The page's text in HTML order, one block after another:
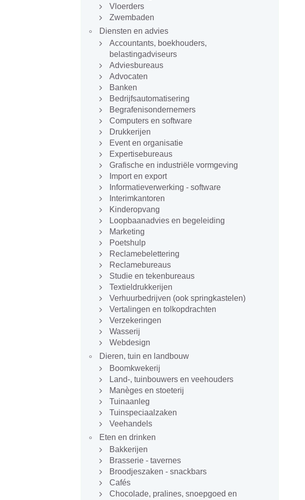
Vloerders
Zwembaden
Diensten en advies
Accountants, boekhouders,
belastingadviseurs
Adviesbureaus
Advocaten
Banken
Bedrijfsautomatisering
Begrafenisondernemers
Computers en software
Drukkerijen
Event en organisatie
Expertisebureaus
Grafische en industriële vormgeving
Import en export
Informatieverwerking - software
Interimkantoren
Kinderopvang
Loopbaanadvies en begeleiding
Marketing
Poetshulp
Reclamebelettering
Reclamebureaus
Studie en tekenbureaus
Textieldrukkerijen
Verhuurbedrijven (ook springkastelen)
Vertalingen en tolkopdrachten
Verzekeringen
Wasserij
Webdesign
Dieren, tuin en landbouw
Boomkwekerij
Land-, tuinbouwers en veehouders
Manèges en stoeterij
Tuinaanleg
Tuinspeciaalzaken
Veehandels
Eten en drinken
Bakkerijen
Brasserie - tavernes
Broodjeszaken - snackbars
Cafés
Chocolade, pralines, snoepgoed en